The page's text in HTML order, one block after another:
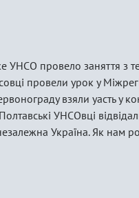
УНСО провело заняття з
провели урок у
взяли уасть у
УНСОвці
Україна. Як нам